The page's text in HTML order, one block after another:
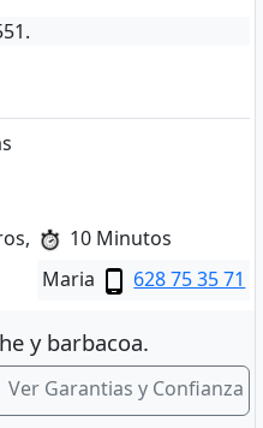
10 Minutos
Maria
628 75 35 71
y barbacoa.
Ver Garantias y Confianza